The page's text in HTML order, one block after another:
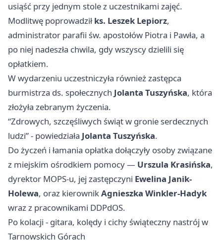
usiąść przy jednym stole z uczestnikami zajęć.
Modlitwę poprowadziłks. Leszek Lepiorz,
administrator parafii św. apostołów Piotra i Pawła, a
po niej nadeszła chwila, gdy wszyscy dzielili się
opłatkiem.
W wydarzeniu uczestniczyła również zastępca
burmistrza ds. społecznych Jolanta Tuszyńska, która
złożyła zebranym życzenia.
“Zdrowych, szczęśliwych świąt w gronie serdecznych
ludzi” - powiedziała Jolanta Tuszyńska.
Do życzeń i łamania opłatka dołączyły osoby związane
z miejskim ośrodkiem pomocy — Urszula Krasińska,
dyrektor MOPS-u, jej zastępczyni Ewelina Janik-
Holewa, oraz kierownikAgnieszka Winkler-Hadyk
wraz z pracownikami DDPdOS.
Po kolacji - gitara, kolędy i cichy świąteczny nastrój w
Tarnowskich Górach